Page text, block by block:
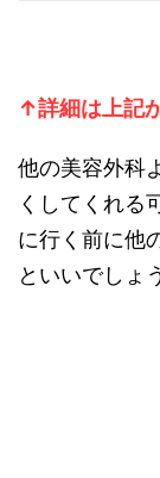
↑詳細は上記
他の美容外科
くしてくれる
に行く前に他
といいでしょ